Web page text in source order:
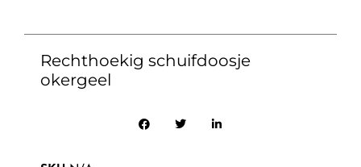
Rechthoekig schuifdoosje
okergeel